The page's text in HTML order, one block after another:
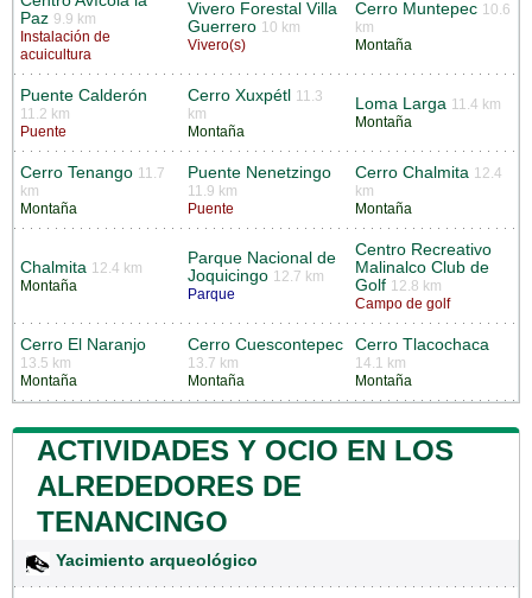
Paz 9.9 km
Instalación de
acuicultura
Vivero Forestal Villa
Guerrero 10 km
Vivero(s)
Cerro Muntepec 10.6
km
Montaña
Puente Calderón
11.2 km
Puente
Cerro Xuxpétl
11.3
km
Montaña
Loma Larga 11.4 km
Montaña
Cerro Tenango 11.7
km
Montaña
Puente Nenetzingo
11.9 km
Puente
Cerro Chalmita 12.4
km
Montaña
Chalmita 12.4 km
Montaña
Parque Nacional de
Joquicingo 12.7 km
Parque
Centro Recreativo
Malinalco Club de
Golf 12.8 km
Campo de golf
Cerro El Naranjo
13.5 km
Montaña
Cerro Cuescontepec
13.7 km
Montaña
Cerro Tlacochaca
14.1 km
Montaña
ACTIVIDADES Y OCIO EN LOS
ALREDEDORES DE
TENANCINGO
Yacimiento arqueológico